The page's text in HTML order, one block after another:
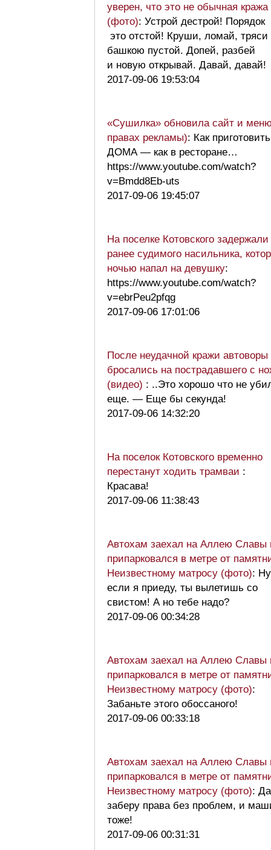
уверен, что это не обычная кража
(фото): Устрой дестрой! Порядок
это отстой! Круши, ломай, тряси
башкою пустой. Допей, разбей
и новую открывай. Давай,
2017-09-06 19:53:04
«Сушилка» обновила сайт и
правах рекламы): Как приготовить
ДОМА — как в ресторане…
https://www.youtube.com/watch?
v=Bmdd8Eb-uts
2017-09-06 19:45:07
На поселке Котовского задержали
ранее судимого насильника,
ночью напал на девушку:
https://www.youtube.com/watch?
v=ebrPeu2pfqg
2017-09-06 17:01:06
После неудачной кражи автоворы
бросались на пострадавшего с
(видео) : ..Это хорошо что не
еще. — Еще бы секунда!
2017-09-06 14:32:20
На поселок Котовского временно
перестанут ходить трамваи :
Красава!
2017-09-06 11:38:43
Автохам заехал на Аллею Славы
припарковался в метре от
Неизвестному матросу (фото): Ну
если я приеду, ты вылетишь со
свистом! А но тебе надо?
2017-09-06 00:34:28
Автохам заехал на Аллею Славы
припарковался в метре от
Неизвестному матросу (фото):
Забаньте этого обоссаного!
2017-09-06 00:33:18
Автохам заехал на Аллею Славы
припарковался в метре от
Неизвестному матросу (фото): Да
заберу права без проблем, и
тоже!
2017-09-06 00:31:31